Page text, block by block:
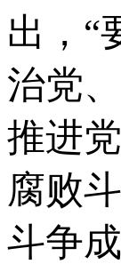
出，“
治党
推进
腐败
斗争